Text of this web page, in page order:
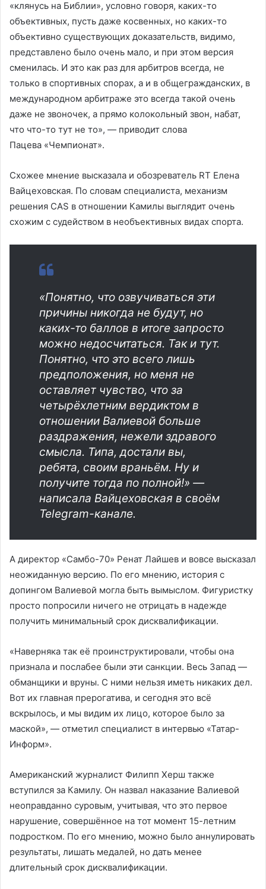
«клянусь на Библии», условно говоря, каких-то
объективных, пусть даже косвенных, но каких-то
объективно существующих доказательств, видимо,
представлено было очень мало, и при этом версия
сменилась. И это как раз для арбитров всегда, не
только в спортивных спорах, а и в общегражданских, в
международном арбитраже это всегда такой очень
даже не звоночек, а прямо колокольный звон, набат,
что что-то тут не то», — приводит слова
Пацева «Чемпионат».
Схожее мнение высказала и обозреватель RT Елена
Вайцеховская. По словам специалиста, механизм
решения CAS в отношении Камилы выглядит очень
схожим с судейством в необъективных видах спорта.
«Понятно, что озвучиваться эти
причины никогда не будут, но
каких-то баллов в итоге запросто
можно недосчитаться. Так и тут.
Понятно, что это всего лишь
предположения, но меня не
оставляет чувство, что за
четырёхлетним вердиктом в
отношении Валиевой больше
раздражения, нежели здравого
смысла. Типа, достали вы,
ребята, своим враньём. Ну и
получите тогда по полной!» —
написала Вайцеховская в своём
Telegram-канале.
А директор «Самбо-70» Ренат Лайшев и вовсе высказал
неожиданную версию. По его мнению, история с
допингом Валиевой могла быть вымыслом. Фигуристку
просто попросили ничего не отрицать в надежде
получить минимальный срок дисквалификации.
«Наверняка так её проинструктировали, чтобы она
признала и послабее были эти санкции. Весь Запад —
обманщики и вруны. С ними нельзя иметь никаких дел.
Вот их главная прерогатива, и сегодня это всё
вскрылось, и мы видим их лицо, которое было за
маской», — отметил специалист в интервью «Татар-
Информ».
Американский журналист Филипп Херш также
вступился за Камилу. Он назвал наказание Валиевой
неоправданно суровым, учитывая, что это первое
нарушение, совершённое на тот момент 15-летним
подростком. По его мнению, можно было аннулировать
результаты, лишать медалей, но дать менее
длительный срок дисквалификации.